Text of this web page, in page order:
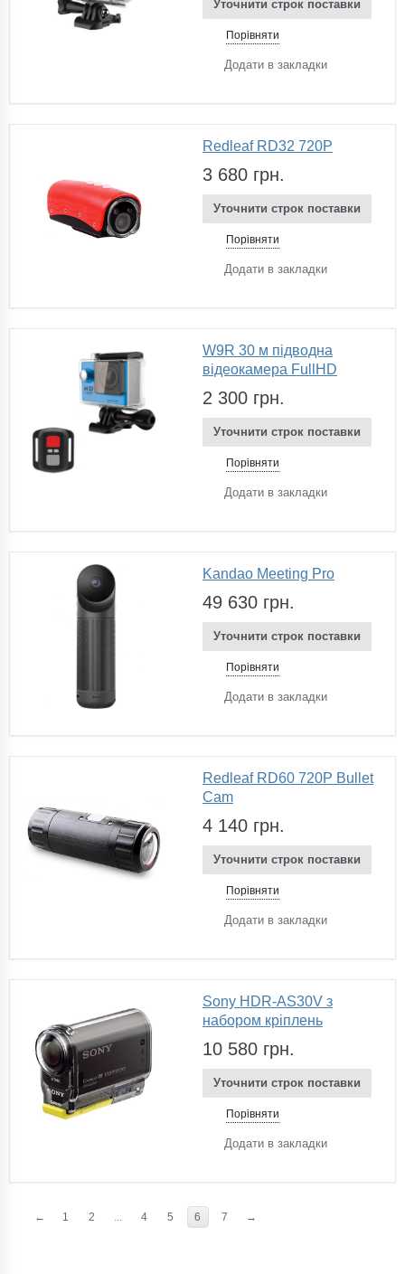
Уточнити строк поставки
Порівняти
Додати в закладки
Redleaf RD32 720P
3 680 грн.
Уточнити строк поставки
Порівняти
Додати в закладки
W9R 30 м підводна
відеокамера FullHD
2 300 грн.
Уточнити строк поставки
Порівняти
Додати в закладки
Kandao Meeting Pro
49 630 грн.
Уточнити строк поставки
Порівняти
Додати в закладки
Redleaf RD60 720P Bullet
Cam
4 140 грн.
Уточнити строк поставки
Порівняти
Додати в закладки
Sony HDR-AS30V з
набором кріплень
10 580 грн.
Уточнити строк поставки
Порівняти
Додати в закладки
← 1 2 4 5 6 7 →